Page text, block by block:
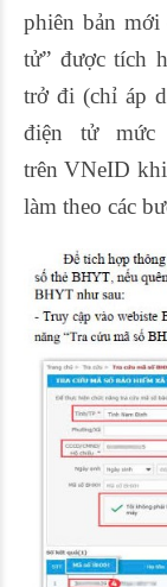
phiên bản
tử” được tích
trở đi (chỉ áp
điện tử
trên VNeID
làm theo các